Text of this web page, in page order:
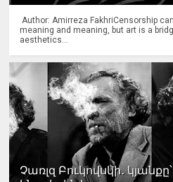
Author: Amirreza FakhriCensorship
meaning and meaning, but art is a
aesthetics...
Չառլզ Բուկովսկի․